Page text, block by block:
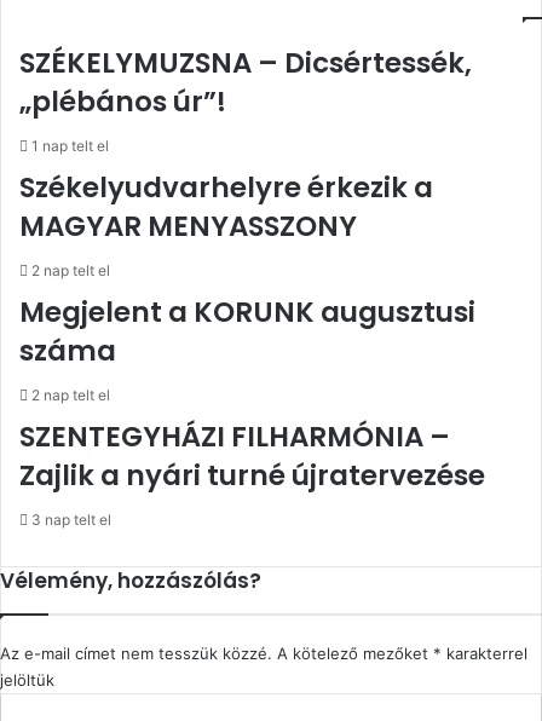
SZÉKELYMUZSNA – Dicsértessék,
„plébános úr”!
1 nap telt el
Székelyudvarhelyre érkezik a
MAGYAR MENYASSZONY
2 nap telt el
Megjelent a KORUNK augusztusi
száma
2 nap telt el
SZENTEGYHÁZI FILHARMÓNIA –
Zajlik a nyári turné újratervezése
3 nap telt el
Vélemény, hozzászólás?
Az e-mail címet nem tesszük közzé. A kötelező mezőket * karakterrel
jelöltük